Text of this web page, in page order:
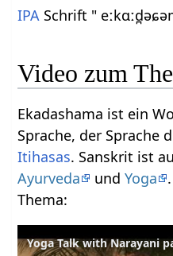
IPA Schrift "
Video zum
Ekadashama ist ein
Sprache, der Sprache
Itihasas. Sanskrit ist
Ayurveda
undYoga
Thema: